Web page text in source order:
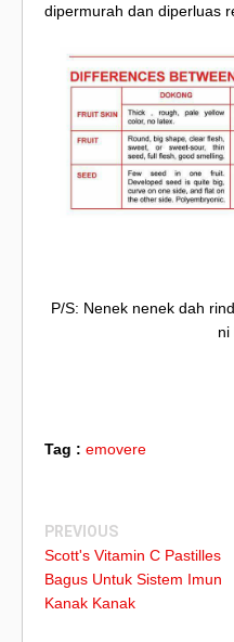
dipermurah dan diperluas
P/S: Nenek nenek dah
ni
Tag : emovere
PREVIOUS
Scott's Vitamin C Pastilles
Bagus Untuk Sistem Imun
Kanak Kanak